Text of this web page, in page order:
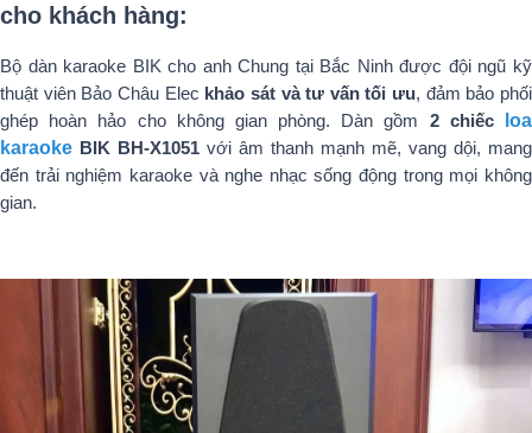
cho khách hàng:
Bộ dàn karaoke BIK cho anh Chung tại Bắc Ninh được đội ngũ kỹ
thuật viên Bảo Châu Elec khảo sát và tư vấn tối ưu, đảm bảo phối
ghép hoàn hảo cho không gian phòng. Dàn gồm 2 chiếc
loa
karaoke BIK BH-X1051 với âm thanh mạnh mẽ, vang dội, mang
đến trải nghiệm karaoke và nghe nhạc sống động trong mọi không
gian.